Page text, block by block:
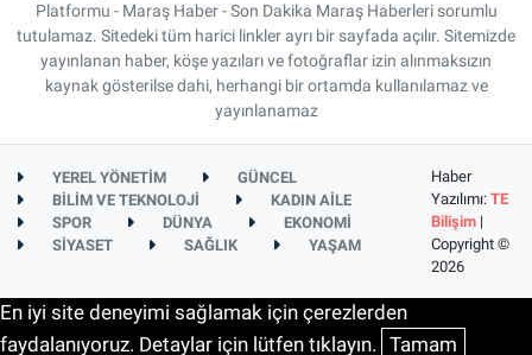
Platformu - Maraş Haber - Son Dakika Maraş Haberleri sorumlu
tutulamaz. Sitedeki tüm harici linkler ayrı bir sayfada açılır. Sitemizde
yayınlanan haber, köşe yazıları ve fotoğraflar izin alınmaksızın
kaynak gösterilse dahi, herhangi bir ortamda kullanılamaz ve
yayınlanamaz
YEREL YÖNETİM
GÜNCEL
BİLİM VE TEKNOLOJİ
KADIN AİLE
SPOR
DÜNYA
EKONOMİ
SİYASET
SAĞLIK YAŞAM
Haber
Yazılımı: TE
Bilişim|
Copyright ©
2026
En iyi site deneyimi sağlamak için çerezlerden
faydalanıyoruz. Detaylar için lütfen tıklayın. Tamam